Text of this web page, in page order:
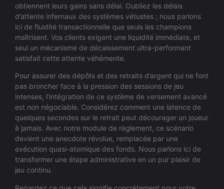
obtiennent leurs gains sans délai. Oubliez les délais
d’attente infernaux des systèmes vétustes ; nous parlons
ici de fluidité transactionnelle que seuls les champions
maîtrisent. Vos clients exigent une liquidité immédiate, et
seul un mécanisme de décaissement ultra-performant
satisfait cette attente véhémente.
Pour assurer des dépôts et des retraits d’argent qui ne font
pas broncher face à la pression des sessions de jeu
intenses, l’intégration de ce système de versement avancé
est non négociable. Considérez comment une latence de
quelques secondes sur le retrait peut décourager un joueur
à jamais. Avec notre module de règlement, ce scénario
devient une anecdote révolue, remplacée par une
exécution quasi-atomique des fonds. Nous parlons ici de
transformer une étape administrative en un pur plaisir de
jeu continu.